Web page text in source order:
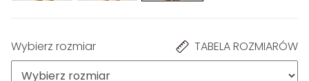
Wybierz rozmiar TABELA ROZMIARÓW